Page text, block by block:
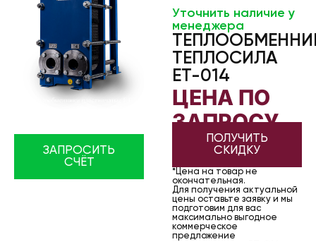
ЗАПРОСИТЬ
СЧЁТ
Уточнить наличие у
менеджера
ТЕПЛОСИЛА
ET-014
ЦЕНА ПО
ЗАПРОСУ
ПОЛУЧИТЬ
СКИДКУ
*Цена на товар не
окончательная.
Для получения актуальной
цены оставьте заявку и мы
подготовим для вас
максимально выгодное
коммерческое
предложение